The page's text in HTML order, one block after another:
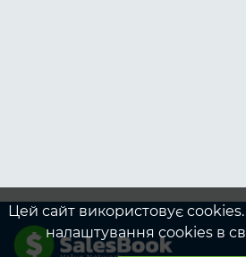
Цей сайт використовує
налаштування cookies в